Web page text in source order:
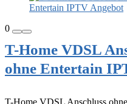
0
T-Home VDSL
ohne Entertain
T-Home VDSL Anschluss